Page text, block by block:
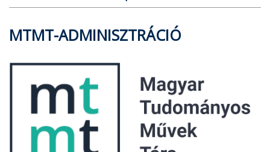
MTMT-ADMINISZTRÁCIÓ